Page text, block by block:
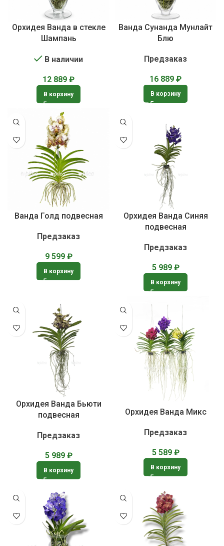
Орхидея Ванда в стекле
Шампань
В наличии
12 889 ₽
В корзину
Ванда Сунанда Мунлайт
Блю
Предзаказ
16 889 ₽
В корзину
Ванда Голд подвесная
Предзаказ
9 599 ₽
В корзину
Орхидея Ванда Синяя
подвесная
Предзаказ
5 989 ₽
В корзину
Орхидея Ванда Бьюти
подвесная
Предзаказ
5 989 ₽
В корзину
Орхидея Ванда Микс
Предзаказ
5 589 ₽
В корзину